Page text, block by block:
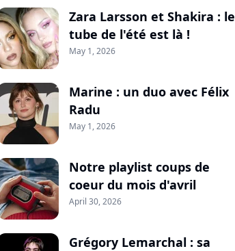
Zara Larsson et Shakira : le
tube de l'été est là !
May 1, 2026
Marine : un duo avec Félix
Radu
May 1, 2026
Notre playlist coups de
coeur du mois d'avril
April 30, 2026
Grégory Lemarchal : sa